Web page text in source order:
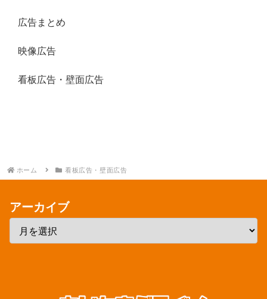
広告まとめ
映像広告
看板広告・壁面広告
ホーム 看板広告・壁面広告
アーカイブ